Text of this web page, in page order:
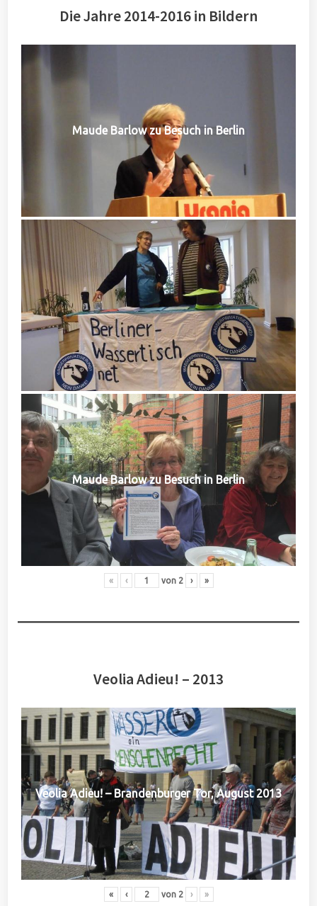
Die Jahre 2014-2016 in Bildern
Maude Barlow zu Besuch in Berlin
Maude Barlow zu Besuch in Berlin
« ‹ von 2 › »
Veolia Adieu! – 2013
Veolia Adieu! – Brandenburger Tor, August 2013
« ‹ von 2 › »